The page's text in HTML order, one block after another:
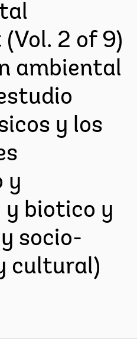
2 of 9)
ambiental
y los
y
y biotico y
socio-
cultural)